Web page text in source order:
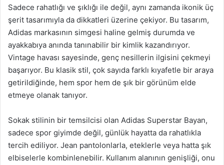
Sadece rahatlığı ve şıklığı ile değil, aynı zamanda ikonik üç
şerit tasarımıyla da dikkatleri üzerine çekiyor. Bu tasarım,
Adidas markasının simgesi haline gelmiş durumda ve
ayakkabıya anında tanınabilir bir kimlik kazandırıyor.
Vintage havası sayesinde, genç nesillerin ilgisini çekmeyi
başarıyor. Bu klasik stil, çok sayıda farklı kıyafetle bir araya
getirildiğinde, hem spor hem de şık bir görünüm elde
etmeye olanak tanıyor.
Sokak stilinin bir temsilcisi olan Adidas Superstar Bayan,
sadece spor giyimde değil, günlük hayatta da rahatlıkla
tercih ediliyor. Jean pantolonlarla, eteklerle veya hatta şık
elbiselerle kombinlenebilir. Kullanım alanının genişliği, onu